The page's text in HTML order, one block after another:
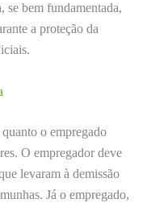
se bem fundamentada,
a proteção da
o empregado
O empregador deve
levaram à demissão
Já o empregado,